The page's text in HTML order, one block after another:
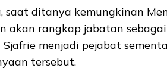
saat ditanya kemungkinan
akan rangkap jabatan
menjadi pejabat
tersebut.